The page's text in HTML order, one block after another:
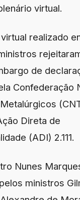
virtual.
realizado
de
Confederação
Direta de
(ADI) 2.111.
Nunes
ministros